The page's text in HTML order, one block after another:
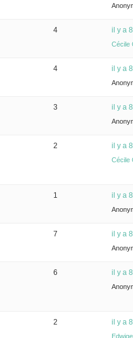
4 il y a
Cécile
4 il y a
3 il y a
2 il y a
Cécile
1 il y a
7 il y a
6 il y a
2 il y a